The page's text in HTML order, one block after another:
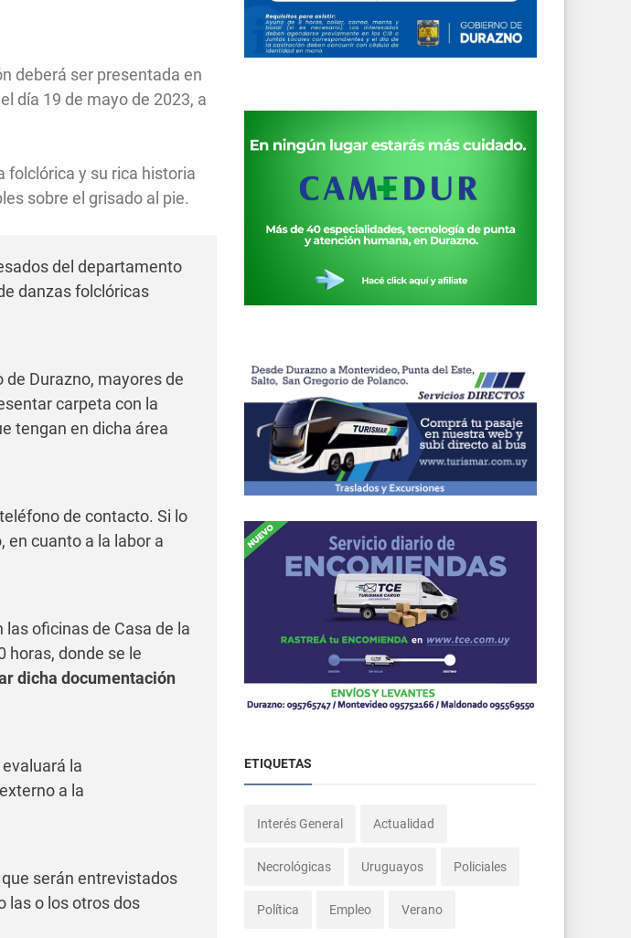
deberá ser presentada en
día 19 de mayo de 2023, a
folclórica y su rica historia
sobre el grisado al pie.
del departamento
danzas folclóricas
Durazno, mayores de
carpeta con la
tengan en dicha área
de contacto. Si lo
cuanto a la labor a
oficinas de Casa de la
horas, donde se le
dicha documentación
la
a la
serán entrevistados
las o los otros dos
ETIQUETAS
Interés General Actualidad
Necrológicas Uruguayos Policiales
Política Empleo Verano